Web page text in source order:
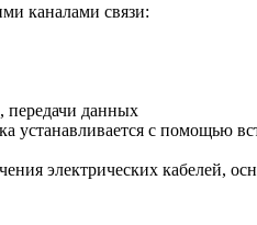
каналами связи:
передачи данных
устанавливается с
электрических кабелей,